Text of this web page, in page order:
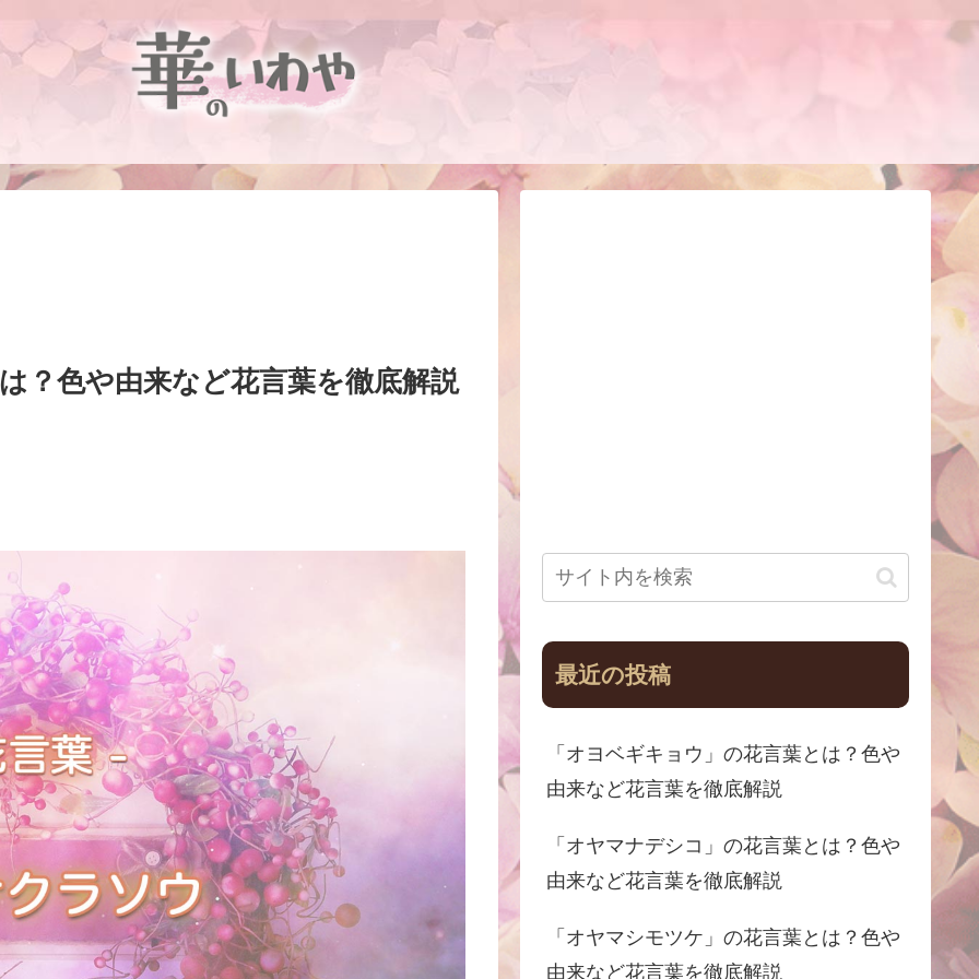
？色や由来など花言葉を徹底解説
最近の投稿
「オヨベギキョウ」の花言葉とは？色や
由来など花言葉を徹底解説
「オヤマナデシコ」の花言葉とは？色や
由来など花言葉を徹底解説
「オヤマシモツケ」の花言葉とは？色や
由来など花言葉を徹底解説